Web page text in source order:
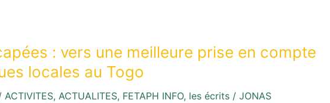
: vers une meilleure prise en compte
locales au Togo
ACTIVITES, ACTUALITES, FETAPH INFO, les écrits / JONAS